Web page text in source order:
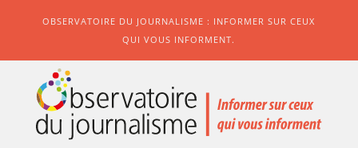
OBSERVATOIRE DU JOURNALISME : INFORMER SUR CEUX
QUI VOUS INFORMENT.